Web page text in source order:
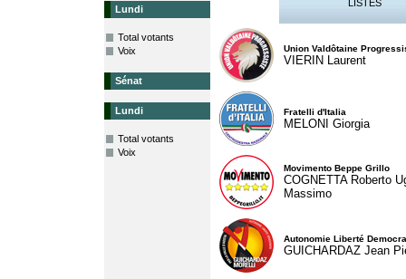
Lundi
Total votants
Voix
Sénat
Lundi
Total votants
Voix
LISTES
Union Valdôtaine
VIERIN Laurent
Fratelli d'Italia
MELONI Giorgia
Movimento Beppe Grillo
COGNETTA Roberto
Massimo
Autonomie Liberté
GUICHARDAZ Jean